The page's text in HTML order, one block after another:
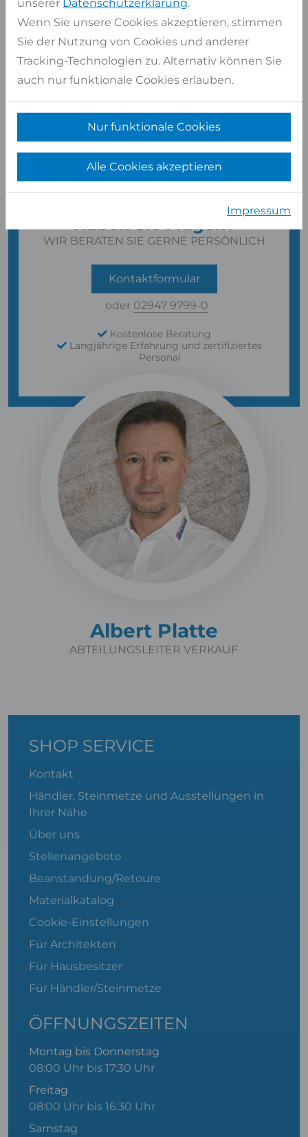
Haben Sie Fragen?
WIR BERATEN SIE GERNE PERSÖNLICH
Kontaktformular
oder 02947 9799-0
Kostenlose Beratung
Langjährige Erfahrung und zertifiziertes
Personal
Albert Platte
ABTEILUNGSLEITER VERKAUF
SHOP SERVICE
Kontakt
Händler, Steinmetze und Ausstellungen in
Ihrer Nähe
Über uns
Stellenangebote
Beanstandung/Retoure
Materialkatalog
Cookie-Einstellungen
Für Architekten
Für Hausbesitzer
Für Händler/Steinmetze
ÖFFNUNGSZEITEN
Montag bis Donnerstag
08:00 Uhr bis 17:30 Uhr
Freitag
08:00 Uhr bis 16:30 Uhr
Samstag
unserer Datenschutzerklärung.
Wenn Sie unsere Cookies akzeptieren, stimmen
Sie der Nutzung von Cookies und anderer
Tracking-Technologien zu. Alternativ können Sie
auch nur funktionale Cookies erlauben.
Nur funktionale Cookies
Alle Cookies akzeptieren
Impressum